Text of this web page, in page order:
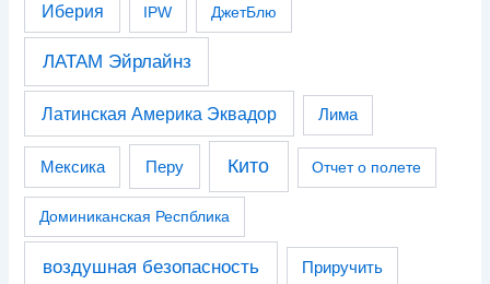
Иберия IPW ДжетБлю
ЛАТАМ Эйрлайнз
Латинская Америка Эквадор Лима
Мексика Перу Кито Отчет о полете
Доминиканская Респблика
воздушная безопасность Приручить